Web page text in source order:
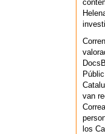
van
los